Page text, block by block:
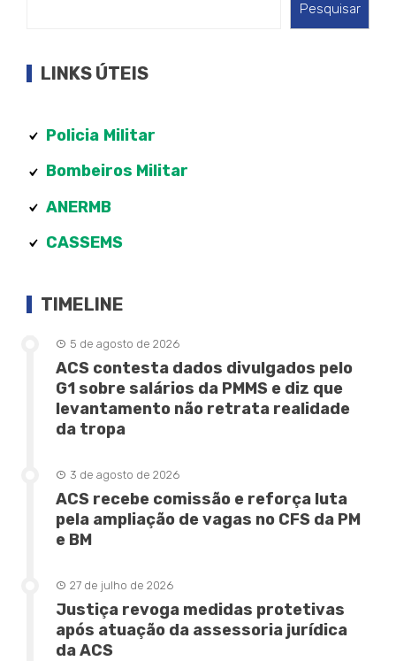
Pesquisar
LINKS ÚTEIS
Policia Militar
Bombeiros Militar
ANERMB
CASSEMS
TIMELINE
5 de agosto de 2026
ACS contesta dados divulgados pelo
G1 sobre salários da PMMS e diz que
levantamento não retrata realidade
da tropa
3 de agosto de 2026
ACS recebe comissão e reforça luta
pela ampliação de vagas no CFS da PM
e BM
27 de julho de 2026
Justiça revoga medidas protetivas
após atuação da assessoria jurídica
da ACS